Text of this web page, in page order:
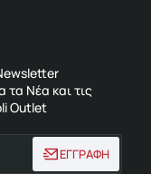
τα Νέα και τις
Outlet
ΕΓΓΡΑΦΗ